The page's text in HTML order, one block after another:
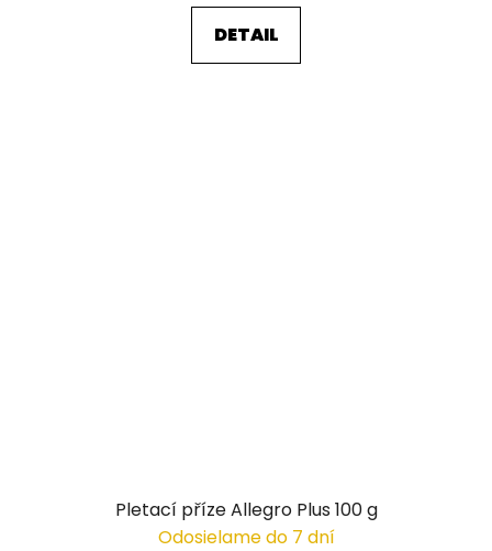
DETAIL
Pletací příze Allegro Plus 100 g
Odosielame do 7 dní